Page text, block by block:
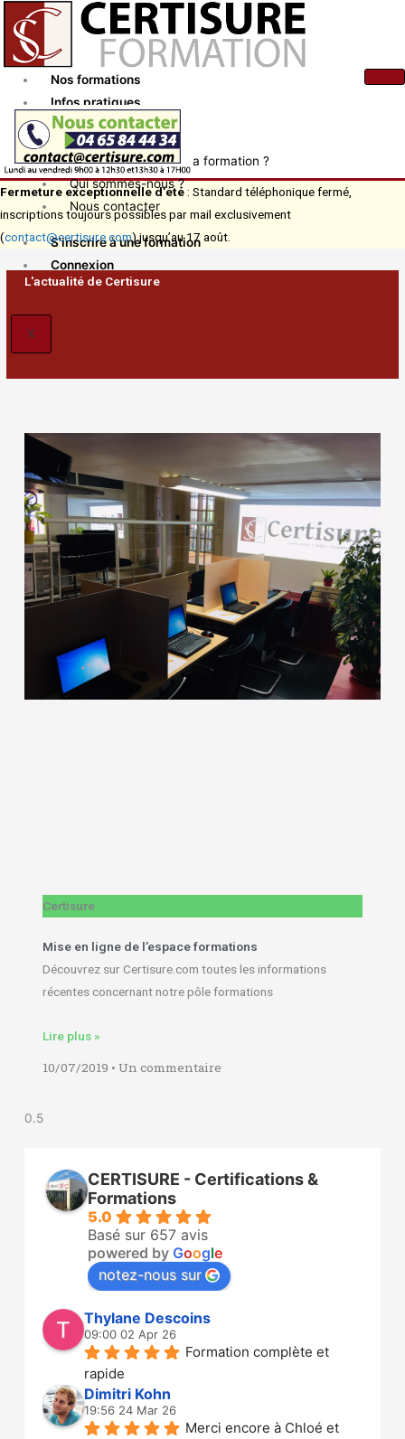
contenu
Nos formations
Infos pratiques
Actualités
Comment financer ma formation ?
Qui sommes-nous ?
Nous contacter
S’inscrire à une formation
Connexion
X
Fermeture exceptionnelle d’été : Standard téléphonique fermé,
inscriptions toujours possibles par mail exclusivement
(contact@certisure.com) jusqu’au 17 août.
L'actualité de Certisure
Certisure
Mise en ligne de l’espace formations
Découvrez sur Certisure.com toutes les informations
récentes concernant notre pôle formations
Lire plus »
10/07/2019 Un commentaire
CERTISURE - Certifications &
Formations
5.0
Basé sur 657 avis
powered by Google
notez-nous sur
Thylane Descoins
09:00 02 Apr 26
Formation complète et
rapide
Dimitri Kohn
19:56 24 Mar 26
Merci encore à Chloé et